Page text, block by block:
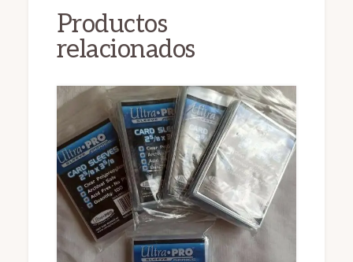
Productos
relacionados